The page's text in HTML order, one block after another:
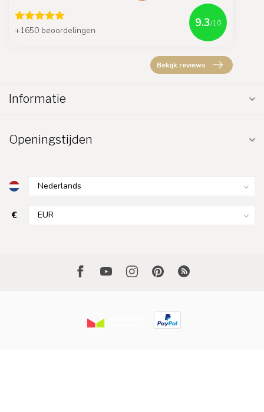
+1650 beoordelingen
9.3/10
Bekijk reviews
Informatie
Openingstijden
€